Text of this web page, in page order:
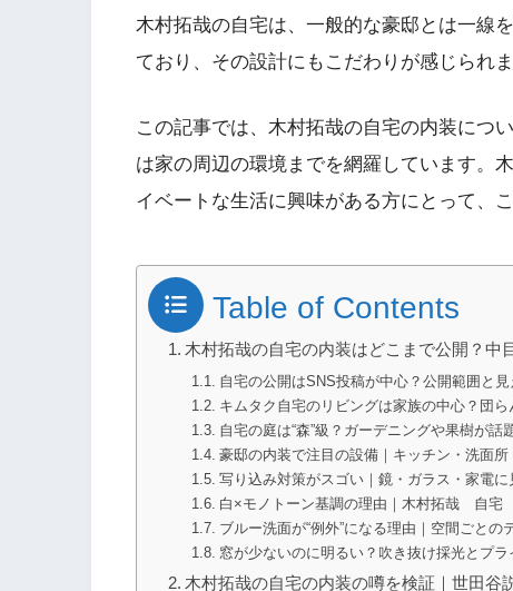
木村拓哉の自宅は、一般的な豪邸とは一線
ており、その設計にもこだわりが感じられま
この記事では、木村拓哉の自宅の内装につ
は家の周辺の環境までを網羅しています。
イベートな生活に興味がある方にとって、
Table of Contents
木村拓哉の自宅の内装はどこまで公開？中
自宅の公開はSNS投稿が中心？公開範囲と見
キムタク自宅のリビングは家族の中心？団
自宅の庭は“森”級？ガーデニングや果樹が話
豪邸の内装で注目の設備｜キッチン・洗面所
写り込み対策がスゴい｜鏡・ガラス・家電に
白×モノトーン基調の理由｜木村拓哉 自宅
ブルー洗面が“例外”になる理由｜空間ごとの
窓が少ないのに明るい？吹き抜け採光とプ
木村拓哉の自宅の内装の噂を検証｜世田谷